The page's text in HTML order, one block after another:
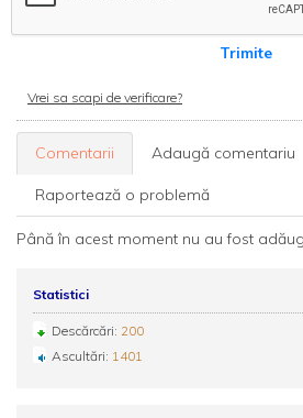
Trimite
Vrei sa scapi de verificare?
Comentarii Adaugă comentariu
Raportează o problemă
Până în acest moment nu au fost
Statistici
Descărcări: 200
Ascultări: 1401